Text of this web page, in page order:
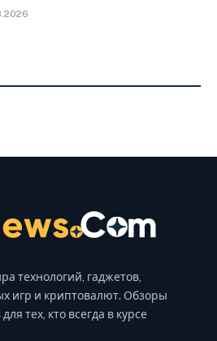
технологий, гаджетов,
игр и криптовалют. Обзоры
тех, кто всегда в курсе